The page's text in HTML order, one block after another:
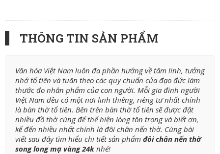
THÔNG TIN SẢN PHẨM
Văn hóa Việt Nam luôn đa phần hướng về tâm linh, tưởng
nhớ tổ tiên và tuân theo các quy chuẩn của đạo đức làm
thước đo nhân phẩm của con người. Mỗi gia đình người
Việt Nam đều có một nơi linh thiêng, riêng tư nhất chính
là bàn thờ tổ tiên. Bên trên bàn thờ tổ tiên sẽ được đặt
nhiều đồ thờ cúng để thể hiện lòng tôn trọng và biết ơn,
kể đến nhiều nhất chính là đôi chân nến thờ. Cùng bài
viết sau đây tìm hiểu chi tiết sản phẩm đôi chân nến thờ
song long mạ vàng 24k nhé!